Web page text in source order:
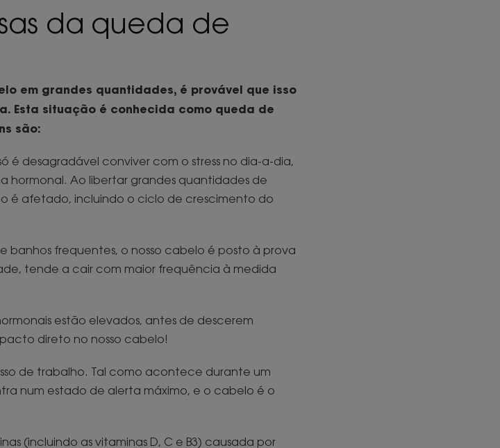
da queda de
em grandes quantidades, é provável que isso
Esta situação é conhecida como queda de
são:
é desagradável conviver com o stress no dia-a-dia,
hormonal. Ao libertar grandes quantidades de
é afetado, incluindo o ciclo de crescimento do
banhos frequentes, o nosso cabelo é posto à prova
tende a cair com maior frequência à medida
estão elevados, antes de descerem
direto no nosso cabelo!
de trabalho. Tal como acontece durante um
num estado de alerta máximo, e o cabelo é o
(incluindo as vitaminas D, C e B3) causada por